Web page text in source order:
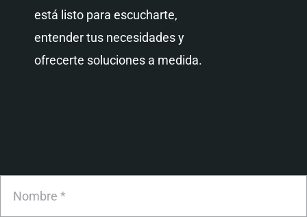
está listo para escucharte,
entender tus necesidades y
ofrecerte soluciones a medida.